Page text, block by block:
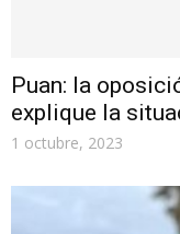
Puan: la
explique la
1 octubre, 2023